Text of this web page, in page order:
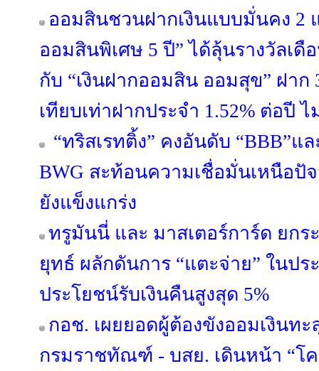
ออมสินชวนฝากเงินแบบมั่นคง 2
ออมสินพิเศษ 5 ปี” ได้ลุ้นรางวัลเดื
กับ “เงินฝากออมสิน ออมสุข” ฝาก
เทียบเท่าฝากประจำ 1.52% ต่อปี
“ทริสเรทติ้ง” คงอันดับ “BBB”แ
BWG สะท้อนความเชื่อมั่นเหนือปั
ยังแข็งแกร่ง
ทรูมันนี่ และ มาสเตอร์การ์ด ยกร
ยุทธ์ ผลักดันการ “แตะจ่าย” ในป
ประโยชน์รับเงินคืนสูงสุด 5%
กอช. เผยยอดผู้ต้องขังออมเงินท
กรมราชทัณฑ์ - บสย. เดินหน้า “โ